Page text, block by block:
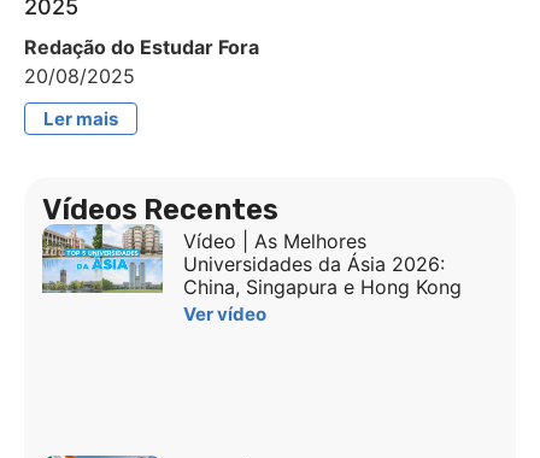
2025
Redação do Estudar Fora
20/08/2025
Ler mais
Vídeos Recentes
Vídeo | As Melhores
Universidades da Ásia 2026:
China, Singapura e Hong Kong
Ver vídeo